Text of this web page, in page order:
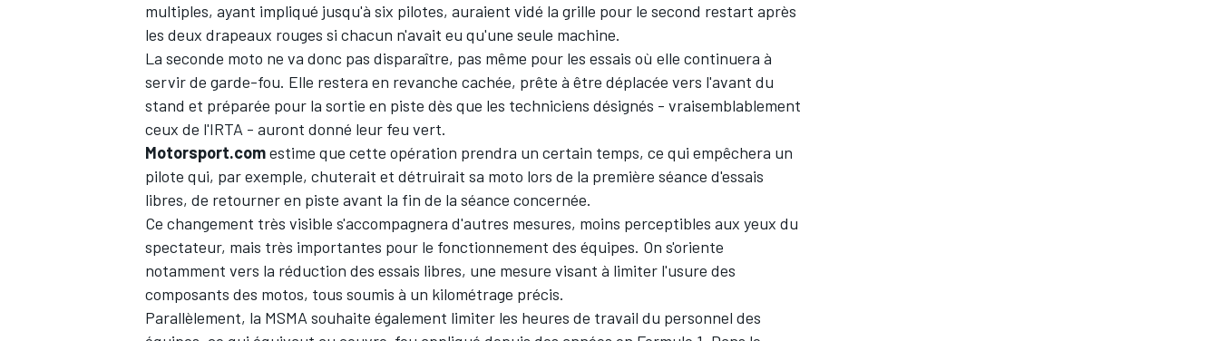
multiples, ayant impliqué jusqu'à six pilotes, auraient vidé la grille pour le second restart après
les deux drapeaux rouges si chacun n'avait eu qu'une seule machine.
La seconde moto ne va donc pas disparaître, pas même pour les essais où elle continuera à
servir de garde-fou. Elle restera en revanche cachée, prête à être déplacée vers l'avant du
stand et préparée pour la sortie en piste dès que les techniciens désignés - vraisemblablement
ceux de l'IRTA - auront donné leur feu vert.
Motorsport.comestime que cette opération prendra un certain temps, ce qui empêchera un
pilote qui, par exemple, chuterait et détruirait sa moto lors de la première séance d'essais
libres, de retourner en piste avant la fin de la séance concernée.
Ce changement très visible s'accompagnera d'autres mesures, moins perceptibles aux yeux du
spectateur, mais très importantes pour le fonctionnement des équipes. On s'oriente
notamment vers la réduction des essais libres, une mesure visant à limiter l'usure des
composants des motos, tous soumis à un kilométrage précis.
Parallèlement, la MSMA souhaite également limiter les heures de travail du personnel des